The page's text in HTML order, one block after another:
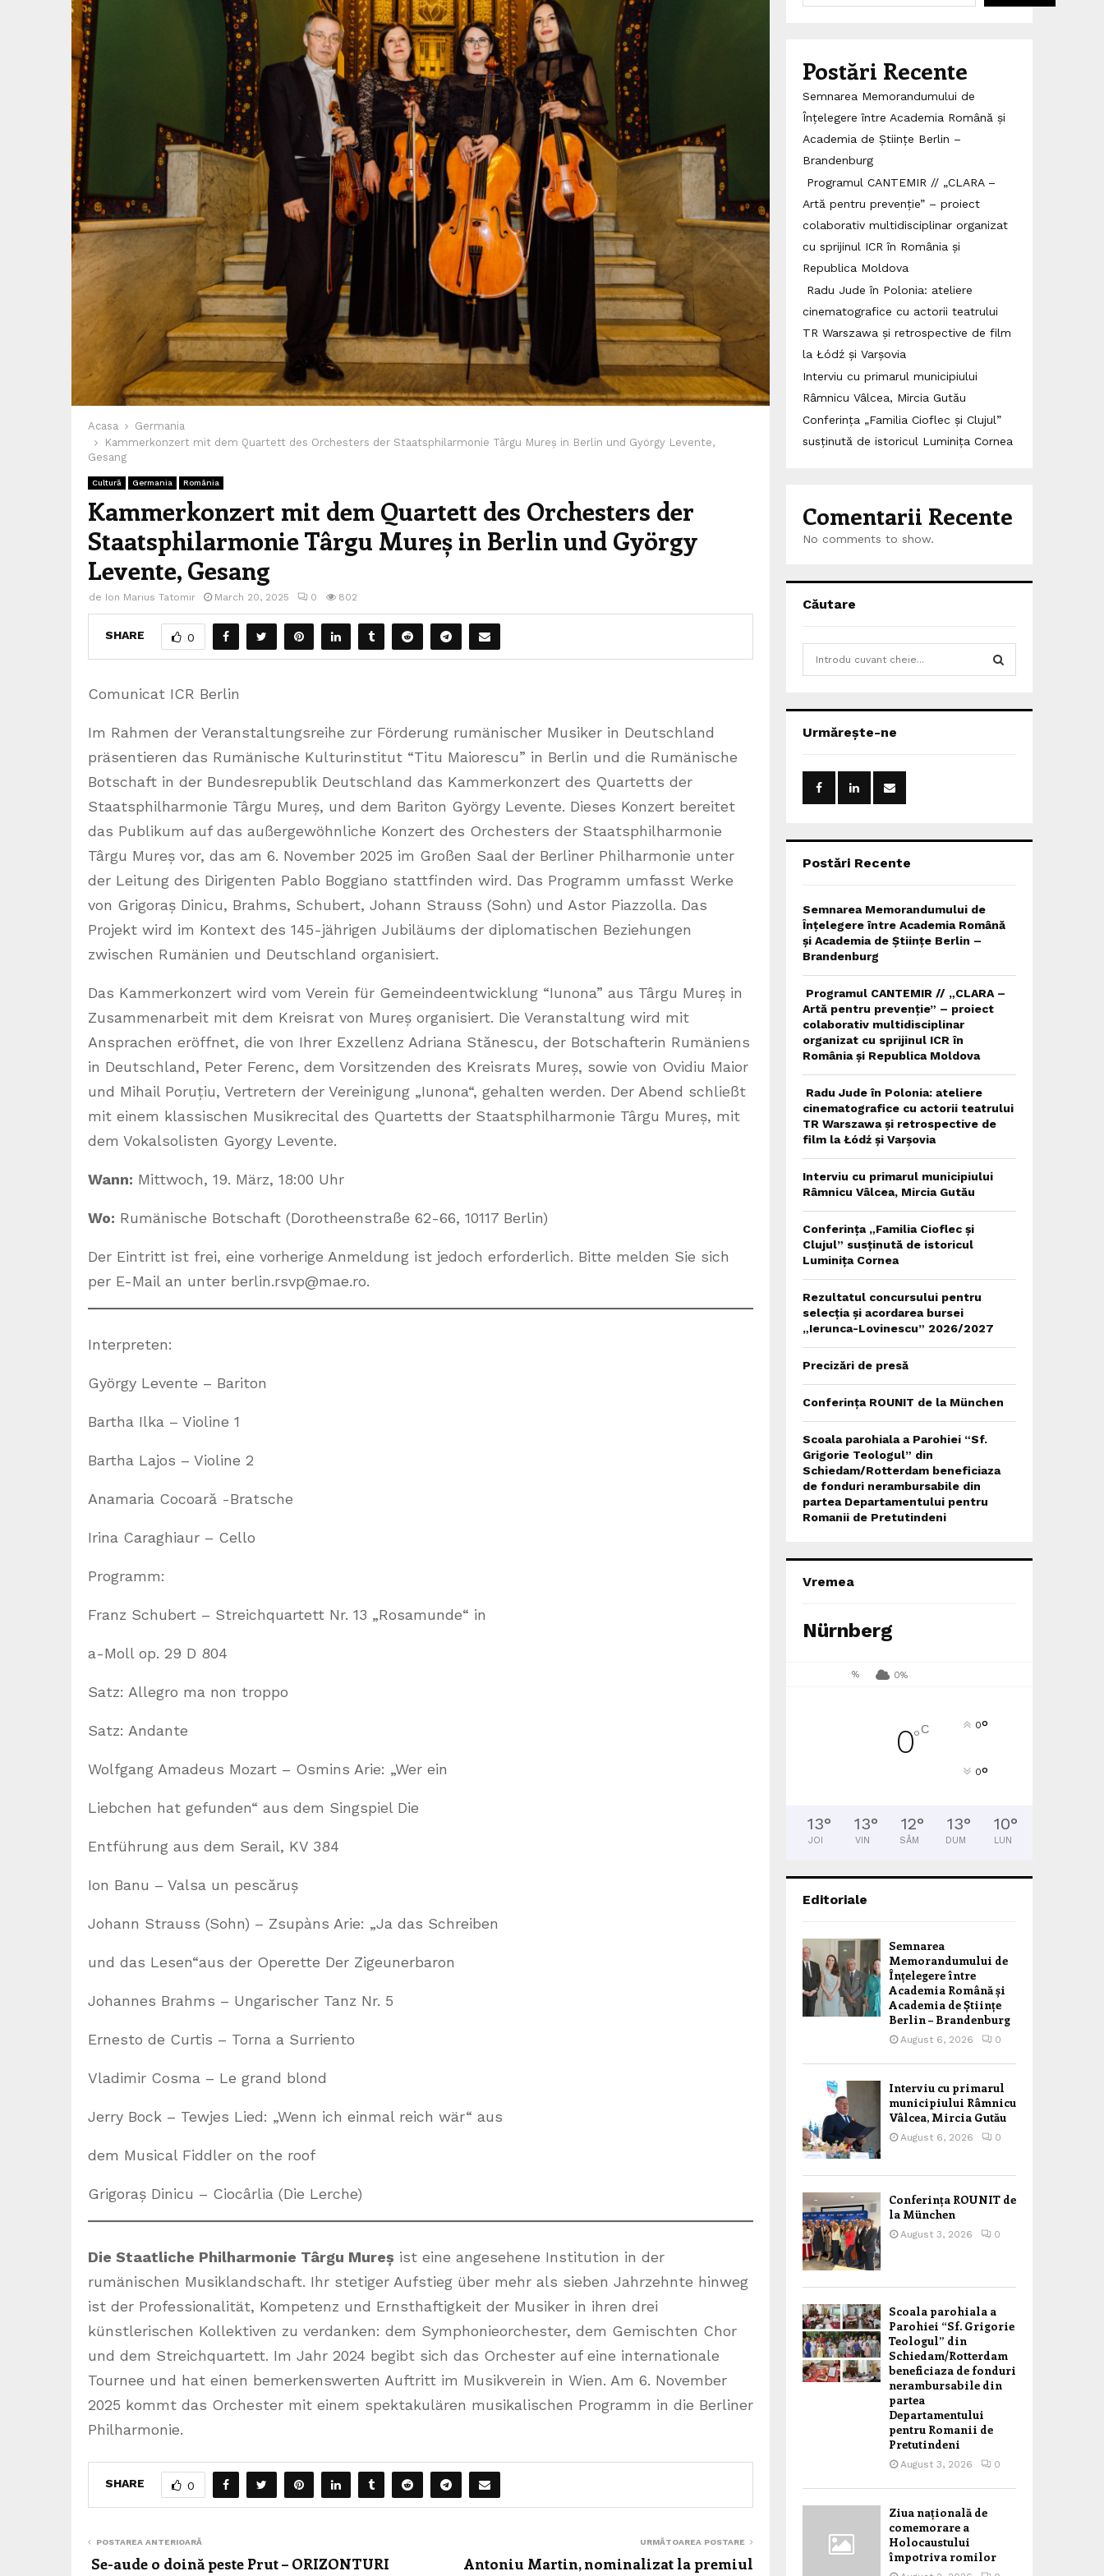
Acasa
Germania
Kammerkonzert mit dem Quartett des Orchesters der Staatsphilarmonie Târgu Mureș in Berlin und György Levente,
Gesang
Cultură Germania România
Kammerkonzert mit dem Quartett des Orchesters der
Staatsphilarmonie Târgu Mureș in Berlin und György
Levente, Gesang
de Ion Marius Tatomir March 20, 2025 0 802
SHARE 0
Comunicat ICR Berlin
Im Rahmen der Veranstaltungsreihe zur Förderung rumänischer Musiker in Deutschland
präsentieren das Rumänische Kulturinstitut “Titu Maiorescu” in Berlin und die Rumänische
Botschaft in der Bundesrepublik Deutschland das Kammerkonzert des Quartetts der
Staatsphilharmonie Târgu Mureș, und dem Bariton György Levente. Dieses Konzert bereitet
das Publikum auf das außergewöhnliche Konzert des Orchesters der Staatsphilharmonie
Târgu Mureș vor, das am 6. November 2025 im Großen Saal der Berliner Philharmonie unter
der Leitung des Dirigenten Pablo Boggiano stattfinden wird. Das Programm umfasst Werke
von Grigoraș Dinicu, Brahms, Schubert, Johann Strauss (Sohn) und Astor Piazzolla. Das
Projekt wird im Kontext des 145-jährigen Jubiläums der diplomatischen Beziehungen
zwischen Rumänien und Deutschland organisiert.
Das Kammerkonzert wird vom Verein für Gemeindeentwicklung “Iunona” aus Târgu Mureș in
Zusammenarbeit mit dem Kreisrat von Mureș organisiert. Die Veranstaltung wird mit
Ansprachen eröffnet, die von Ihrer Exzellenz Adriana Stănescu, der Botschafterin Rumäniens
in Deutschland, Peter Ferenc, dem Vorsitzenden des Kreisrats Mureș, sowie von Ovidiu Maior
und Mihail Poruțiu, Vertretern der Vereinigung „Iunona“, gehalten werden. Der Abend schließt
mit einem klassischen Musikrecital des Quartetts der Staatsphilharmonie Târgu Mureș, mit
dem Vokalsolisten Gyorgy Levente.
Wann: Mittwoch, 19. März, 18:00 Uhr
Wo: Rumänische Botschaft (Dorotheenstraße 62-66, 10117 Berlin)
Der Eintritt ist frei, eine vorherige Anmeldung ist jedoch erforderlich. Bitte melden Sie sich
per E-Mail an unter berlin.rsvp@mae.ro.
Interpreten:
György Levente – Bariton
Bartha Ilka – Violine 1
Bartha Lajos – Violine 2
Anamaria Cocoară -Bratsche
Irina Caraghiaur – Cello
Programm:
Franz Schubert – Streichquartett Nr. 13 „Rosamunde“ in
a-Moll op. 29 D 804
Satz: Allegro ma non troppo
Satz: Andante
Wolfgang Amadeus Mozart – Osmins Arie: „Wer ein
Liebchen hat gefunden“ aus dem Singspiel Die
Entführung aus dem Serail, KV 384
Ion Banu – Valsa un pescăruș
Johann Strauss (Sohn) – Zsupàns Arie: „Ja das Schreiben
und das Lesen“aus der Operette Der Zigeunerbaron
Johannes Brahms – Ungarischer Tanz Nr. 5
Ernesto de Curtis – Torna a Surriento
Vladimir Cosma – Le grand blond
Jerry Bock – Tewjes Lied: „Wenn ich einmal reich wär“ aus
dem Musical Fiddler on the roof
Grigoraș Dinicu – Ciocârlia (Die Lerche)
Die Staatliche Philharmonie Târgu Mureș ist eine angesehene Institution in der
rumänischen Musiklandschaft. Ihr stetiger Aufstieg über mehr als sieben Jahrzehnte hinweg
ist der Professionalität, Kompetenz und Ernsthaftigkeit der Musiker in ihren drei
künstlerischen Kollektiven zu verdanken: dem Symphonieorchester, dem Gemischten Chor
und dem Streichquartett. Im Jahr 2024 begibt sich das Orchester auf eine internationale
Tournee und hat einen bemerkenswerten Auftritt im Musikverein in Wien. Am 6. November
2025 kommt das Orchester mit einem spektakulären musikalischen Programm in die Berliner
Philharmonie.
SHARE 0
POSTAREA ANTERIOARĂ
Se-aude o doină peste Prut – ORIZONTURI
URMĂTOAREA POSTARE
Antoniu Martin, nominalizat la premiul
Postări Recente
Semnarea Memorandumului de
Înțelegere între Academia Română și
Academia de Științe Berlin –
Brandenburg
Programul CANTEMIR // „CLARA –
Artă pentru prevenție” – proiect
colaborativ multidisciplinar organizat
cu sprijinul ICR în România și
Republica Moldova
Radu Jude în Polonia: ateliere
cinematografice cu actorii teatrului
TR Warszawa și retrospective de film
la Łódź și Varșovia
Interviu cu primarul municipiului
Râmnicu Vâlcea, Mircia Gutău
Conferința „Familia Cioflec și Clujul”
susținută de istoricul Luminița Cornea
Comentarii Recente
No comments to show.
Căutare
h
o
:
Urmărește-ne
Postări Recente
Semnarea Memorandumului de
Înțelegere între Academia Română
și Academia de Științe Berlin –
Brandenburg
Programul CANTEMIR // „CLARA –
Artă pentru prevenție” – proiect
colaborativ multidisciplinar
organizat cu sprijinul ICR în
România și Republica Moldova
Radu Jude în Polonia: ateliere
cinematografice cu actorii teatrului
TR Warszawa și retrospective de
film la Łódź și Varșovia
Interviu cu primarul municipiului
Râmnicu Vâlcea, Mircia Gutău
Conferința „Familia Cioflec și
Clujul” susținută de istoricul
Luminița Cornea
Rezultatul concursului pentru
selecția și acordarea bursei
„Ierunca-Lovinescu” 2026/2027
Precizări de presă
Conferința ROUNIT de la München
Scoala parohiala a Parohiei “Sf.
Grigorie Teologul” din
Schiedam/Rotterdam beneficiaza
de fonduri nerambursabile din
partea Departamentului pentru
Romanii de Pretutindeni
Vremea
Nürnberg
% 0%
0°C 0°
0°
13°
JOI
13°
VIN
12°
SÂM
13°
DUM
10°
LUN
Editoriale
Semnarea
Memorandumului de
Înțelegere între
Academia Română și
Academia de Științe
Berlin – Brandenburg
August 6, 2026 0
Interviu cu primarul
municipiului Râmnicu
Vâlcea, Mircia Gutău
August 6, 2026 0
Conferința ROUNIT de
la München
August 3, 2026 0
Scoala parohiala a
Parohiei “Sf. Grigorie
Teologul” din
Schiedam/Rotterdam
beneficiaza de fonduri
nerambursabile din
partea
Departamentului
pentru Romanii de
Pretutindeni
August 3, 2026 0
Ziua națională de
comemorare a
Holocaustului
împotriva romilor